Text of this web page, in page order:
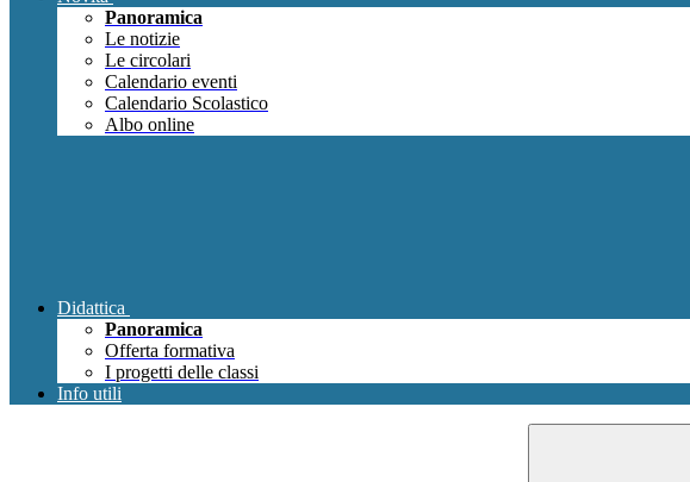
Panoramica
Le notizie
Le circolari
Calendario eventi
Calendario Scolastico
Albo online
Didattica
Panoramica
Offerta formativa
I progetti delle classi
Info utili